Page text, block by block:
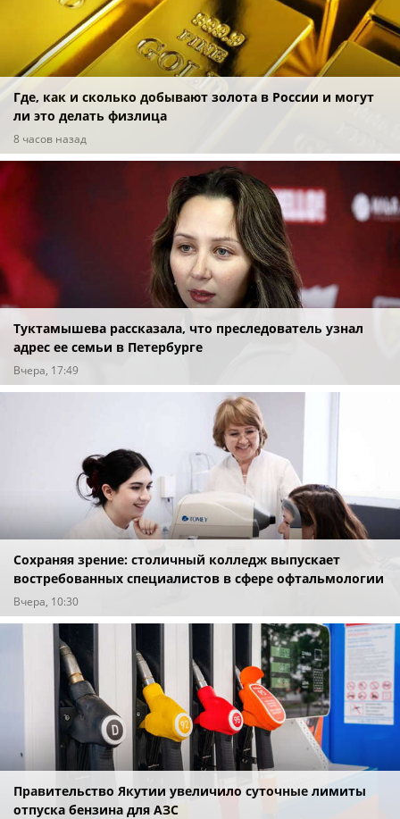
Где, как и сколько добывают золота в России и могут
ли это делать физлица
8 часов назад
Туктамышева рассказала, что преследователь узнал
адрес ее семьи в Петербурге
Вчера, 17:49
Сохраняя зрение: столичный колледж выпускает
востребованных специалистов в сфере офтальмологии
Вчера, 10:30
Правительство Якутии увеличило суточные лимиты
отпуска бензина для АЗС